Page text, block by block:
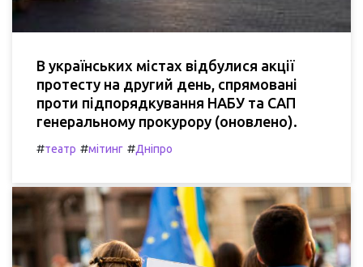
В українських містах відбулися акції
протесту на другий день, спрямовані
проти підпорядкування НАБУ та САП
генеральному прокурору (оновлено).
#театр #мітинг #Дніпро